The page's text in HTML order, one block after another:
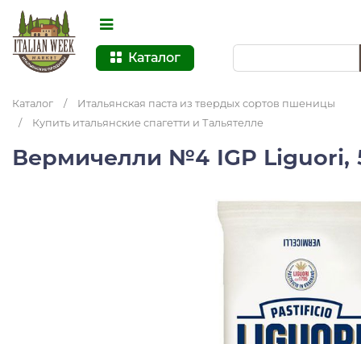
Каталог
Каталог /
Итальянская паста из твердых сортов пшеницы
/
Купить итальянские спагетти и Тальятелле
Вермичелли №4 IGP Liguori,